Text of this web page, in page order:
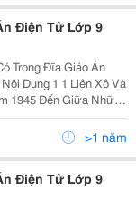
Điện Tử Lớp 9
Trong Đĩa Giáo Án
1945 Đến Giữa Những
Xô Và Các Nước Đông
Những Năm 90 Củ>1 năm
Điện Tử Lớp 9